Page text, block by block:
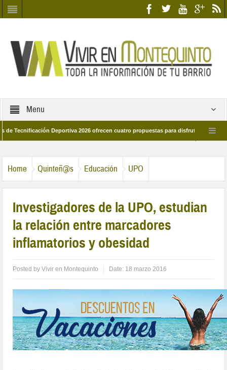
Menu
Deportiva 2026 ofrecen cuatro propuestas para disfrutar del deporte este
Home Quinteñ@s Educación UPO
Investigadores de la UPO, estudian
la relación entre marcadores
inflamatorios y obesidad
Posted byVivir en Montequinto Date: 18 marzo 2016